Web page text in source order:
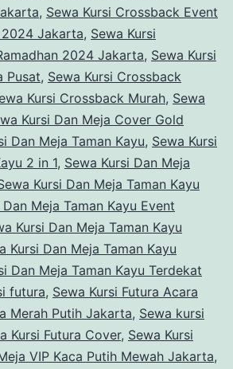
, Sewa Kursi Crossback Event
2024 Jakarta, Sewa Kursi
2024 Jakarta, Sewa Kursi
Pusat, Sewa Kursi Crossback
Kursi Crossback Murah, Sewa
Kursi Dan Meja Cover Gold
Dan Meja Taman Kayu, Sewa Kursi
2 in 1, Sewa Kursi Dan Meja
Kursi Dan Meja Taman Kayu
Dan Meja Taman Kayu Event
Kursi Dan Meja Taman Kayu
Kursi Dan Meja Taman Kayu
Dan Meja Taman Kayu Terdekat
futura, Sewa Kursi Futura Acara
Merah Putih Jakarta, Sewa kursi
Kursi Futura Cover, Sewa Kursi
VIP Kaca Putih Mewah Jakarta,